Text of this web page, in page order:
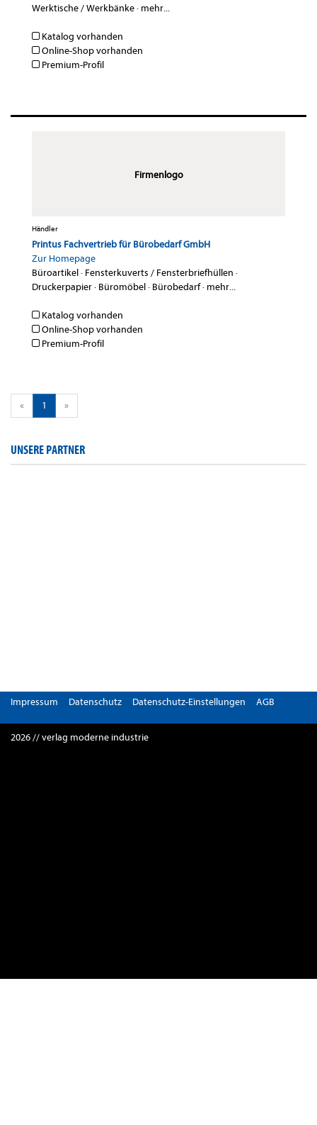
Werktische / Werkbänke· mehr...
Katalog vorhanden
Online-Shop vorhanden
Premium-Profil
Firmenlogo
Händler
Printus Fachvertrieb für Bürobedarf GmbH
Zur Homepage
Büroartikel· Fensterkuverts / Fensterbriefhüllen ·
Druckerpapier· Büromöbel· Bürobedarf· mehr...
Katalog vorhanden
Online-Shop vorhanden
Premium-Profil
« 1 »
UNSERE PARTNER
Impressum Datenschutz Datenschutz-Einstellungen AGB
2026 // verlag moderne industrie